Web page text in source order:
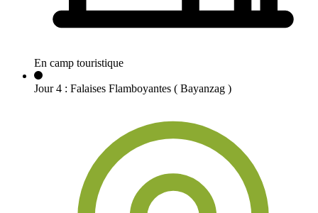
En camp touristique
Jour4 : Falaises Flamboyantes ( Bayanzag )